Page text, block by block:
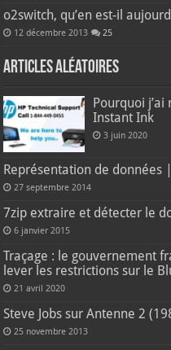
o2switch, qu’en est-il
12 décembre 2013 25
Articles aléatoires
Pourquoi
Instant Ink
3 juin 2020
Représentation de données
27 septembre 2014
7zip extraire et détecter le
6 janvier 2015
Traçage : le gouvernement
lever les restrictions sur le
21 avril 2020
Steve Jobs sur Antenne 2
25 novembre 2013